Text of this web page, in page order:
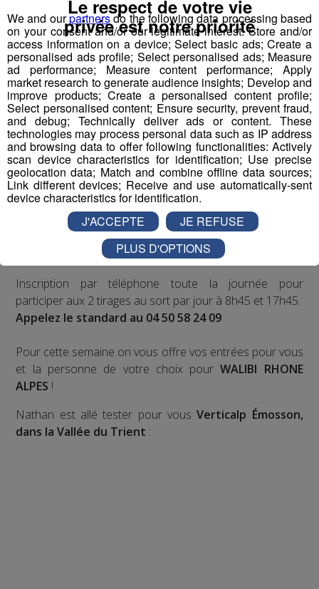
Cet été, Radio Mont Blanc s'occupe de toutes vos
sorties en famille, avec le grand jeu des vacances :
Déstination été !
Deux rendez-vous par jour, à 8h45 et 17h45 sur
Radio Mont Blanc !
Déstination été ! Une question...une destination !
Nous vous poserons une question, a vous de faire le
bon choix entre les 3 réponses pour repartir avec vos
entrées pour un maximum d'activités dans la région !
Inscription par téléphone toute la journée pour
participer aux 2 tirages au sort par jour à 8h45 et 17h45.
Appelez le standard au 04 50 58 24 09
Pour cette semaine on vous offre vos entrées pour vous
et la personne de votre choix pourWALIBI RHONE
ALPES !
Nathan est allé tester pour vousVerticalp Émosson,
dans la Vallée du Trient :
We and ourpartnersdo the following data processing based
on your consent and/or our legitimate interest: Store and/or
access information on a device; Select basic ads; Create a
personalised ads profile; Select personalised ads; Measure
ad performance; Measure content performance; Apply
market research to generate audience insights; Develop and
improve products; Create a personalised content profile;
Select personalised content; Ensure security, prevent fraud,
and debug; Technically deliver ads or content. These
technologies may process personal data such as IP address
and browsing data to offer following functionalities: Actively
scan device characteristics for identification; Use precise
geolocation data; Match and combine offline data sources;
Link different devices; Receive and use automatically-sent
device characteristics for identification.
Le respect de votre vie
privée est notre priorité
J'ACCEPTE
JE REFUSE
PLUS D'OPTIONS